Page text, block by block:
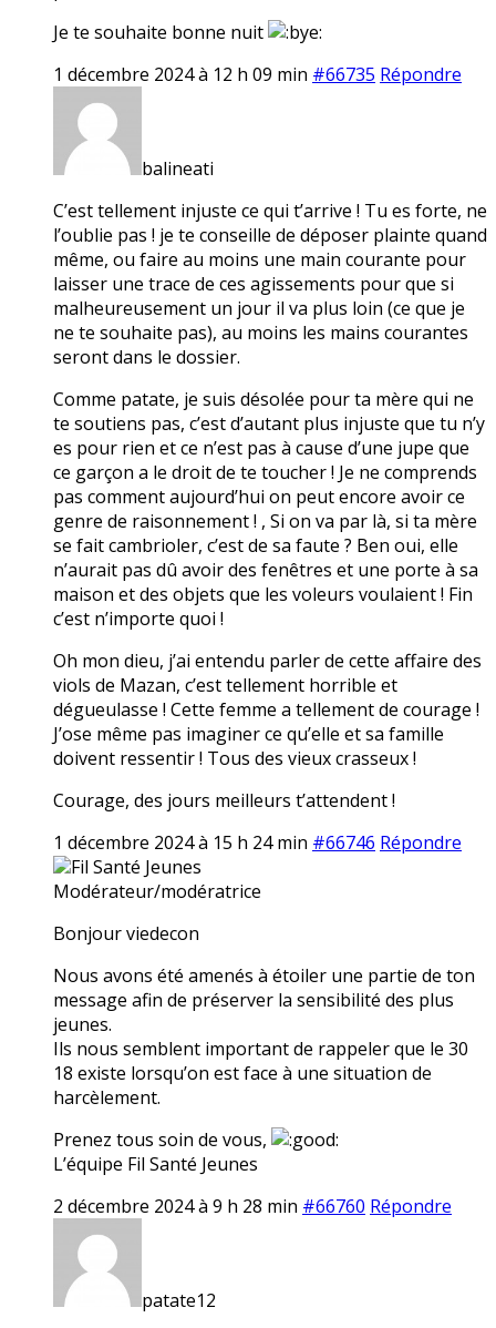
Je te souhaite bonne nuit
1 décembre 2024 à 12 h 09 min #66735 Répondre
balineati
C’est tellement injuste ce qui t’arrive ! Tu es forte, ne
l’oublie pas ! je te conseille de déposer plainte quand
même, ou faire au moins une main courante pour
laisser une trace de ces agissements pour que si
malheureusement un jour il va plus loin (ce que je
ne te souhaite pas), au moins les mains courantes
seront dans le dossier.
Comme patate, je suis désolée pour ta mère qui ne
te soutiens pas, c’est d’autant plus injuste que tu n’y
es pour rien et ce n’est pas à cause d’une jupe que
ce garçon a le droit de te toucher ! Je ne comprends
pas comment aujourd’hui on peut encore avoir ce
genre de raisonnement ! , Si on va par là, si ta mère
se fait cambrioler, c’est de sa faute ? Ben oui, elle
n’aurait pas dû avoir des fenêtres et une porte à sa
maison et des objets que les voleurs voulaient ! Fin
c’est n’importe quoi !
Oh mon dieu, j’ai entendu parler de cette affaire des
viols de Mazan, c’est tellement horrible et
dégueulasse ! Cette femme a tellement de courage !
J’ose même pas imaginer ce qu’elle et sa famille
doivent ressentir ! Tous des vieux crasseux !
Courage, des jours meilleurs t’attendent !
1 décembre 2024 à 15 h 24 min #66746 Répondre
Fil Santé Jeunes
Modérateur/modératrice
Bonjour viedecon
Nous avons été amenés à étoiler une partie de ton
message afin de préserver la sensibilité des plus
jeunes.
Ils nous semblent important de rappeler que le 30
18 existe lorsqu’on est face à une situation de
harcèlement.
Prenez tous soin de vous,
L’équipe Fil Santé Jeunes
2 décembre 2024 à 9 h 28 min #66760 Répondre
patate12